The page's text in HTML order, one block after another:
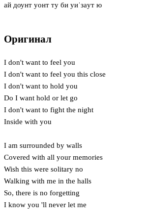
ай доунт уонт ту би уиˈзaут ю
Оригинал
I don't want to feel you
I don't want to feel you this close
I don't want to hold you
Do I want hold or let go
I don't want to fight the night
Inside with you
I am surrounded by walls
Covered with all your memories
Wish this were solitary no
Walking with me in the halls
So, there is no forgetting
I know you 'll never let me